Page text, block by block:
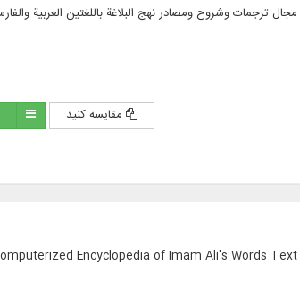
مقایسه کنید
Encyclopedia of Imam Ali's Words